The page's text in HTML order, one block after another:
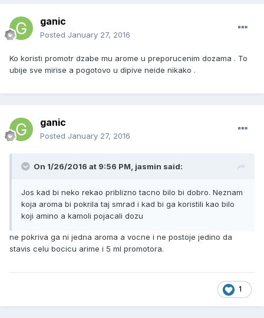
ganic
Posted January 27, 2016
Ko koristi promotr dzabe mu arome u preporucenim dozama . To
ubije sve mirise a pogotovo u dipive neide nikako .
ganic
Posted January 27, 2016
On 1/26/2016 at 9:56 PM, jasmin said:
Jos kad bi neko rekao priblizno tacno bilo bi dobro. Neznam
koja aroma bi pokrila taj smrad i kad bi ga koristili kao bilo
koji amino a kamoli pojacali dozu
ne pokriva ga ni jedna aroma a vocne i ne postoje jedino da
stavis celu bocicu arime i 5 ml promotora.
1